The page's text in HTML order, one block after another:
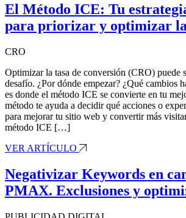
El Método ICE: Tu
para priorizar y optimizar
CRO
Optimizar la tasa de conversión (CRO) puede
desafío. ¿Por dónde empezar? ¿Qué cambios
es donde el método ICE se convierte en tu
método te ayuda a decidir qué acciones o
para mejorar tu sitio web y convertir más
método ICE […]
VER ARTÍCULO
Negativizar Keywords en
PMAX. Exclusiones y